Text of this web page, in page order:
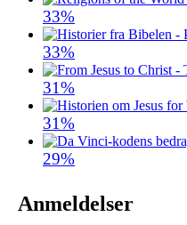
33%
33%
31%
31%
29%
Anmeldelser